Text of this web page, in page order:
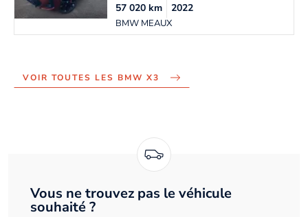
BMW MEAUX
57 020km 2022
VOIR TOUTES LES BMW X3
Vous ne trouvez pas le véhicule
souhaité ?